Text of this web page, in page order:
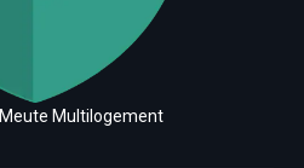
Multilogement